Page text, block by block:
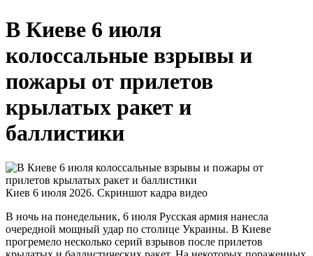
В Киеве 6 июля
колоссальные взрывы и
пожары от прилетов
крылатых ракет и
баллистики
Киев 6 июля 2026. Скриншот кадра видео
В ночь на понедельник, 6 июля Русская армия нанесла
очередной мощный удар по столице Украины. В Киеве
прогремело несколько серий взрывов после прилетов